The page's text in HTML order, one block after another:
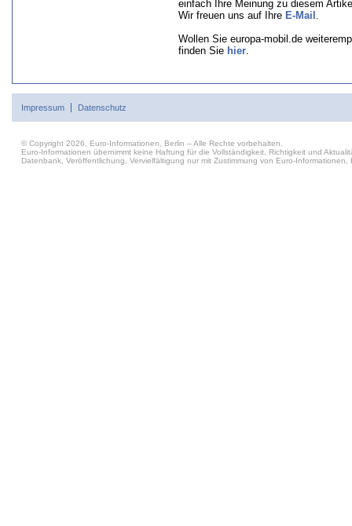
einfach Ihre Meinung zu diesem
Wir freuen uns auf Ihre E-Mail .
Wollen Sie europa-mobil.de
finden Sie hier.
Impressum Datenschutz
© Copyright 2026, Euro-Informationen, Berlin – Alle Rechte vorbehalten.
Euro-Informationen übernimmt keine Haftung für die Vollständigkeit, Richtigkeit und
Datenbank, Veröffentlichung, Vervielfältigung nur mit Zustimmung von Euro-Informationen,